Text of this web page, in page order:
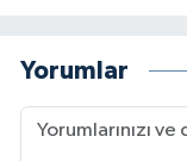
Yorumlar